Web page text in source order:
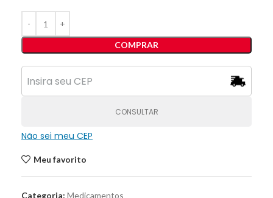
COMPRAR
CONSULTAR
Não sei meu CEP
Meu favorito
Categoria: Medicamentos